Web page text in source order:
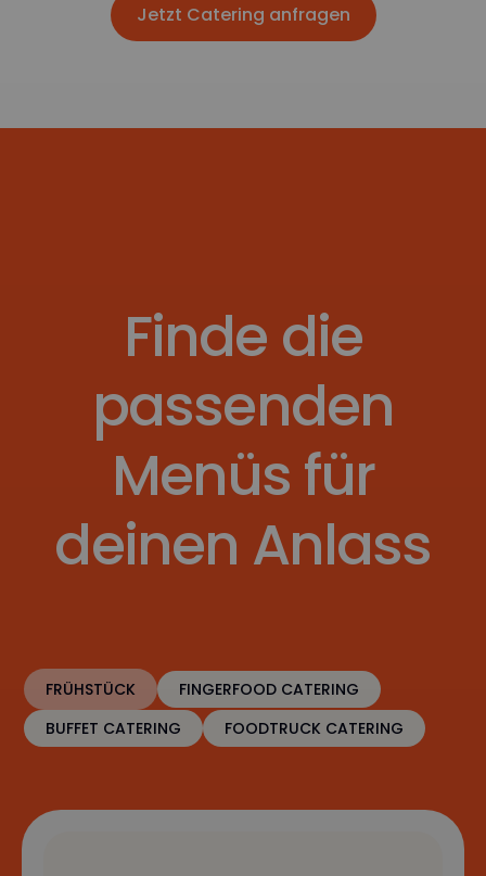
Jetzt Catering anfragen
Jetzt Catering anfragen
Finde die
passenden
Menüs für
deinen Anlass
FRÜHSTÜCK
FINGERFOOD CATERING
BUFFET CATERING
FOODTRUCK CATERING